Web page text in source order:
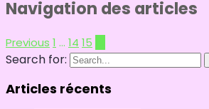
Navigation des articles
Previous 1 … 14 15
Search for:
Articles récents